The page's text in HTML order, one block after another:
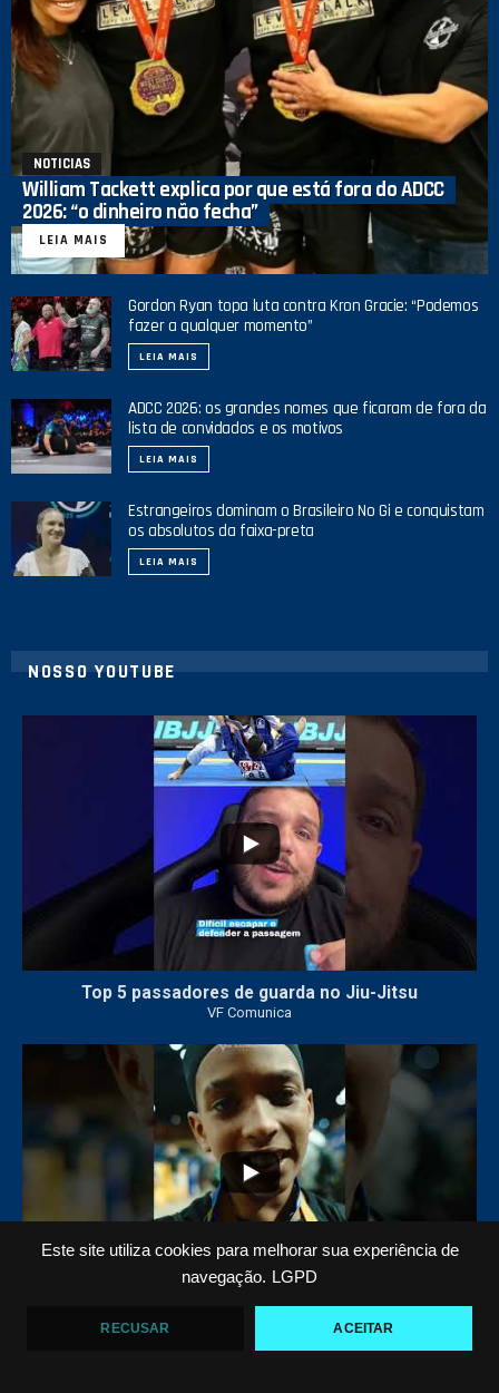
Este site utiliza cookies para melhorar sua experiência de
navegação. LGPD
RECUSAR ACEITAR
NOTICIAS
William Tackett explica por que está fora do ADCC
2026: “o dinheiro não fecha”
LEIA MAIS
Gordon Ryan topa luta contra Kron Gracie: “Podemos
fazer a qualquer momento”
LEIA MAIS
ADCC 2026: os grandes nomes que ficaram de fora da
lista de convidados e os motivos
LEIA MAIS
Estrangeiros dominam o Brasileiro No Gi e conquistam
os absolutos da faixa-preta
LEIA MAIS
NOSSO YOUTUBE
Top 5 passadores de guarda no Jiu-Jitsu
VF Comunica
Polêmica em torneio de #JiuJitsu